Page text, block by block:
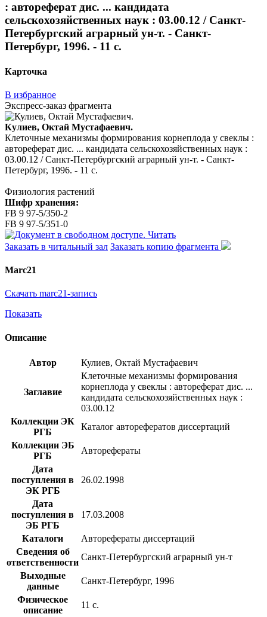
: автореферат дис. ... кандидата
сельскохозяйственных наук : 03.00.12 / Санкт-
Петербургский аграрный ун-т. - Санкт-
Петербург, 1996. - 11 с.
Карточка
В избранное
Экспресс-заказ фрагмента
Кулиев, Октай Мустафаевич.
Клеточные механизмы формирования корнеплода у свеклы :
автореферат дис. ... кандидата сельскохозяйственных наук :
03.00.12 / Санкт-Петербургский аграрный ун-т. - Санкт-
Петербург, 1996. - 11 с.
Физиология растений
Шифр хранения:
FB 9 97-5/350-2
FB 9 97-5/351-0
Читать
Заказать в читальный зал Заказать копию фрагмента
Marc21
Скачать marc21-запись
Показать
Описание
Автор Кулиев, Октай Мустафаевич
Заглавие
Клеточные механизмы формирования
корнеплода у свеклы : автореферат дис. ...
кандидата сельскохозяйственных наук :
03.00.12
Коллекции ЭК
РГБ
Каталог авторефератов диссертаций
Коллекции ЭБ
РГБ
Авторефераты
Дата
поступления в
ЭК РГБ
26.02.1998
Дата
поступления в
ЭБ РГБ
17.03.2008
Каталоги
Авторефераты диссертаций
Сведения об
ответственности
Санкт-Петербургский аграрный ун-т
Выходные
данные
Санкт-Петербург, 1996
Физическое
описание
11 с.